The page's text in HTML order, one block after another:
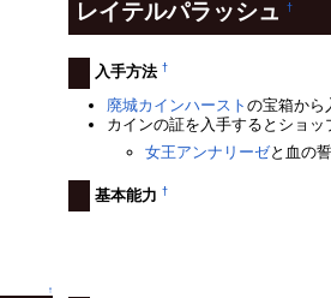
↑
レイテルパラッシュ†
入手方法 †
廃城カインハーストの宝箱から
カインの証を入手するとショッ
女王アンナリーゼと血の
基本能力†